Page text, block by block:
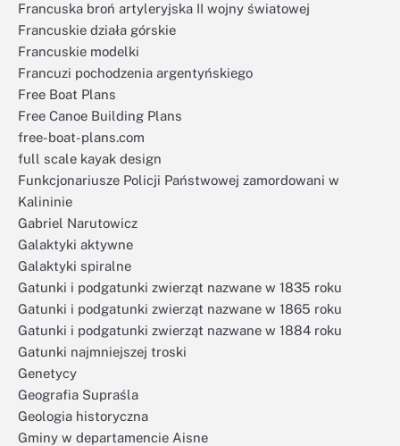
Francuska broń artyleryjska II wojny światowej
Francuskie działa górskie
Francuskie modelki
Francuzi pochodzenia argentyńskiego
Free Boat Plans
Free Canoe Building Plans
free-boat-plans.com
full scale kayak design
Funkcjonariusze Policji Państwowej zamordowani w
Kalininie
Gabriel Narutowicz
Galaktyki aktywne
Galaktyki spiralne
Gatunki i podgatunki zwierząt nazwane w 1835 roku
Gatunki i podgatunki zwierząt nazwane w 1865 roku
Gatunki i podgatunki zwierząt nazwane w 1884 roku
Gatunki najmniejszej troski
Genetycy
Geografia Supraśla
Geologia historyczna
Gminy w departamencie Aisne